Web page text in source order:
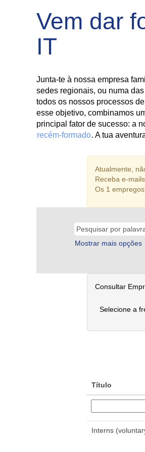
Vem dar
IT
Junta-te à nossa empresa
sedes regionais, ou numa
todos os nossos processos
esse objetivo, combinamos
principal fator de sucesso: a
recém-formado. A tua
Atualmente,
Receba e-
Os 1
Mostrar mais opções
Consultar
Selecione a
Título
Interns